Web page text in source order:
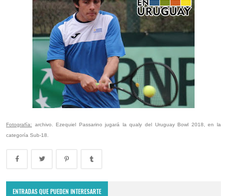
Fotografía: archivo. Ezequiel Passarino jugará la qualy del Uruguay Bowl 2018, en la
categoría Sub-18.
ENTRADAS QUE PUEDEN INTERESARTE
Punta del Este Open 2024: Gianluca Mager campeón, tras vencer en
la final a Thiago Tirante